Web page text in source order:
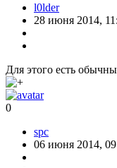
l0lder
28 июня 2014,
Для этого есть
0
spc
06 июня 2014,